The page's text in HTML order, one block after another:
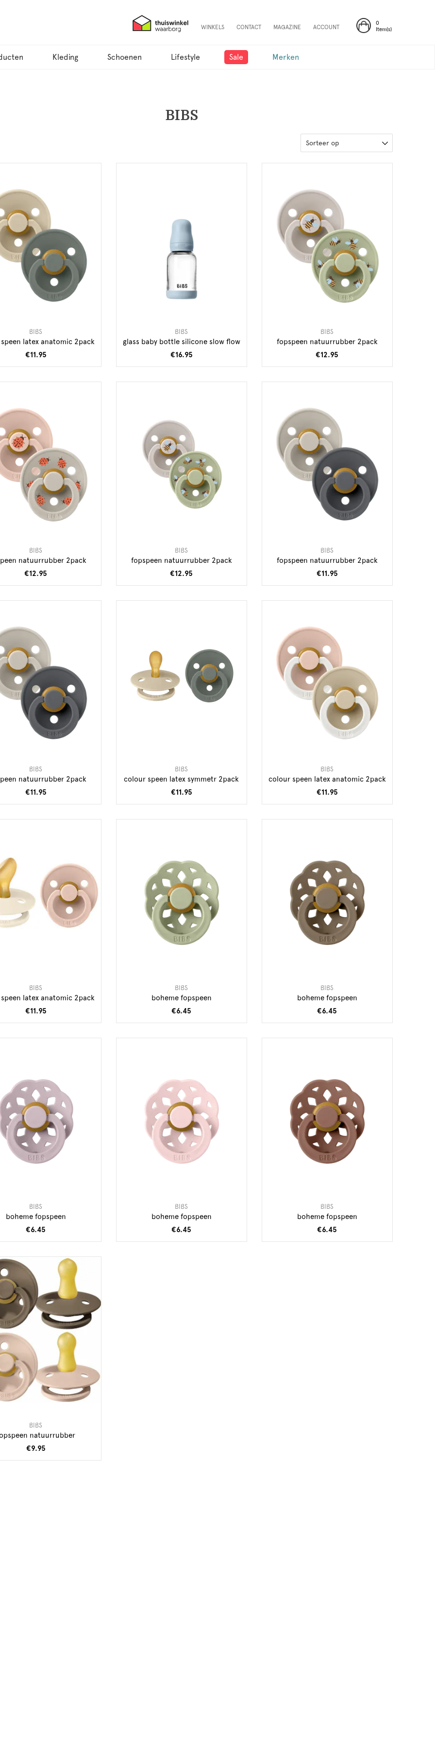
0
Item(s)
WINKELS CONTACT MAGAZINE ACCOUNT
Kleding Schoenen Lifestyle Sale Merken
BIBS
Sorteer op
BIBS
latex anatomic 2pack
€11.95
BIBS
glass baby bottle silicone slow flow
€16.95
BIBS
fopspeen natuurrubber 2pack
€12.95
BIBS
natuurrubber 2pack
€12.95
BIBS
fopspeen natuurrubber 2pack
€12.95
BIBS
fopspeen natuurrubber 2pack
€11.95
BIBS
natuurrubber 2pack
€11.95
BIBS
colour speen latex symmetr 2pack
€11.95
BIBS
colour speen latex anatomic 2pack
€11.95
BIBS
latex anatomic 2pack
€11.95
BIBS
boheme fopspeen
€6.45
BIBS
boheme fopspeen
€6.45
BIBS
boheme fopspeen
€6.45
BIBS
boheme fopspeen
€6.45
BIBS
boheme fopspeen
€6.45
BIBS
natuurrubber
€9.95